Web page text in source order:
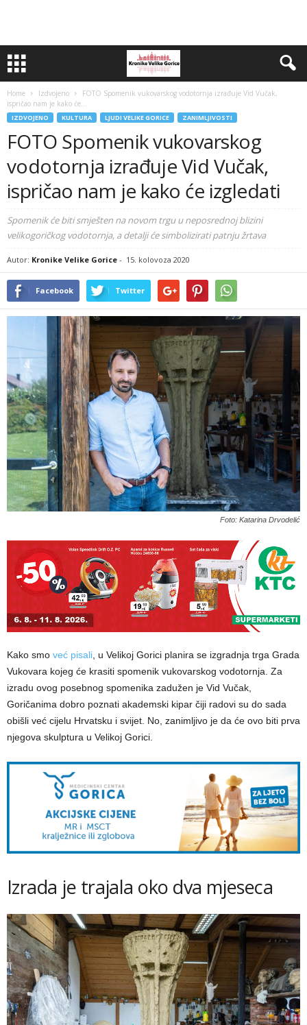
Home Izdvojeno
FOTO Spomenik vukovarskog vodotornja izrađuje Vid Vučak,
ispričao nam je kako će...
IZDVOJENO KULTURA LJUDI VELIKE GORICE ZANIMLJIVOSTI
FOTO Spomenik vukovarskog
vodotornja izrađuje Vid Vučak,
ispričao nam je kako će izgledati
Spomenik će biti smješten na novom trgu u neposrednoj blizini
velikogoričkog vodotornja, a detalji će simbolizirati patnju žrtava
Autor: Kronike Velike Gorice - 15. kolovoza 2020
Facebook Twitter
Foto: Katarina Drvodelić
Kako smo već pisali , u Velikoj Gorici planira se izgradnja trga Grada
Vukovara kojeg će krasiti spomenik vukovarskog vodotornja. Za
izradu ovog posebnog spomenika zadužen je Vid Vučak,
Goričanima dobro poznati akademski kipar čiji radovi su do sada
obišli već cijelu Hrvatsku i svijet. No, zanimljivo je da će ovo biti prva
njegova skulptura u Velikoj Gorici.
Izrada je trajala oko dva mjeseca